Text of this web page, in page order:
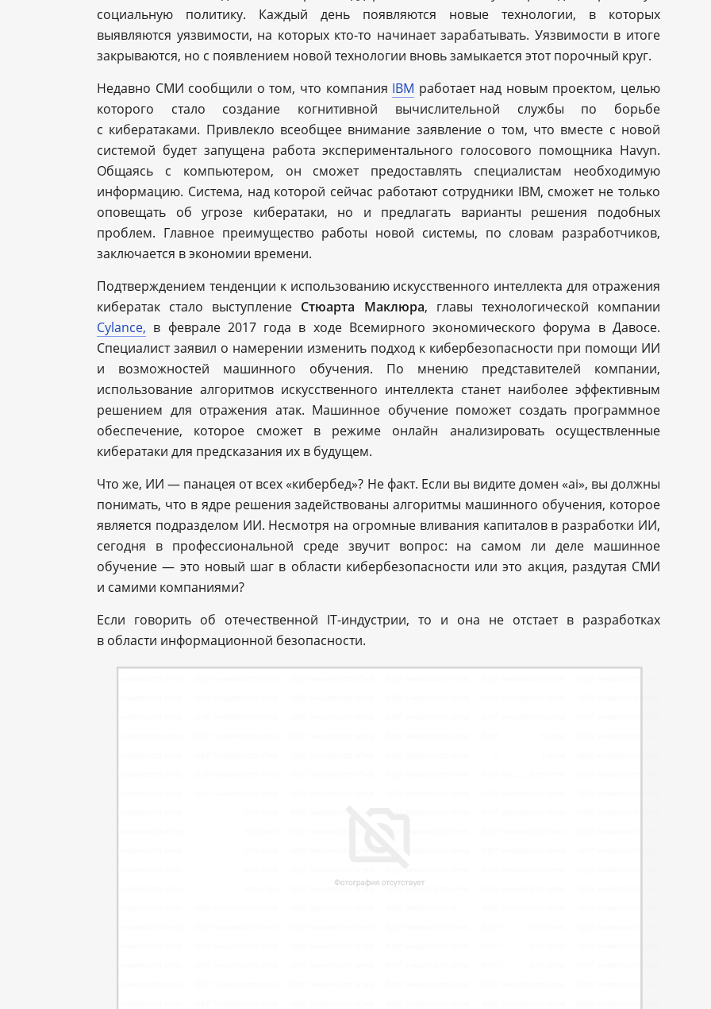
социальную политику. Каждый день появляются новые технологии, в которых
выявляются уязвимости, на которых кто-то начинает зарабатывать. Уязвимости в итоге
закрываются, но с появлением новой технологии вновь замыкается этот порочный круг.
Недавно СМИ сообщили о том, что компания IBM работает над новым проектом, целью
которого стало создание когнитивной вычислительной службы по борьбе
с кибератаками. Привлекло всеобщее внимание заявление о том, что вместе с новой
системой будет запущена работа экспериментального голосового помощника Havyn.
Общаясь с компьютером, он сможет предоставлять специалистам необходимую
информацию. Система, над которой сейчас работают сотрудники IBM, сможет не только
оповещать об угрозе кибератаки, но и предлагать варианты решения подобных
проблем. Главное преимущество работы новой системы, по словам разработчиков,
заключается в экономии времени.
Подтверждением тенденции к использованию искусственного интеллекта для отражения
кибератак стало выступление Стюарта Маклюра, главы технологической компании
Cylance, в феврале 2017 года в ходе Всемирного экономического форума в Давосе.
Специалист заявил о намерении изменить подход к кибербезопасности при помощи ИИ
и возможностей машинного обучения. По мнению представителей компании,
использование алгоритмов искусственного интеллекта станет наиболее эффективным
решением для отражения атак. Машинное обучение поможет создать программное
обеспечение, которое сможет в режиме онлайн анализировать осуществленные
кибератаки для предсказания их в будущем.
Что же, ИИ — панацея от всех «кибербед»? Не факт. Если вы видите домен «ai», вы должны
понимать, что в ядре решения задействованы алгоритмы машинного обучения, которое
является подразделом ИИ. Несмотря на огромные вливания капиталов в разработки ИИ,
сегодня в профессиональной среде звучит вопрос: на самом ли деле машинное
обучение — это новый шаг в области кибербезопасности или это акция, раздутая СМИ
и самими компаниями?
Если говорить об отечественной IT-индустрии, то и она не отстает в разработках
в области информационной безопасности.